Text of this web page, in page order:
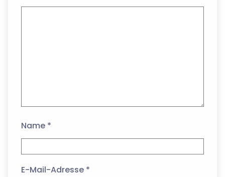
Name *
E-Mail-Adresse *